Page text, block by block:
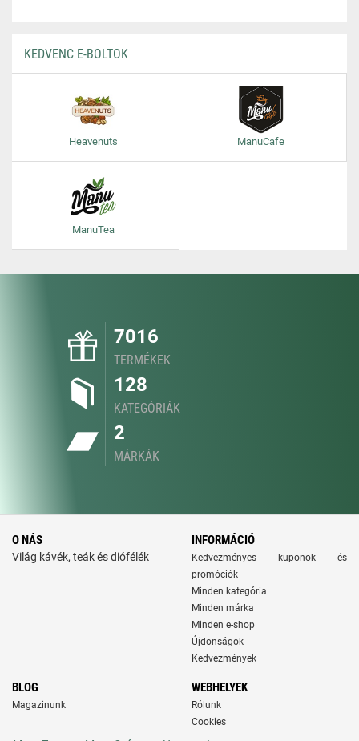
KEDVENC E-BOLTOK
Heavenuts ManuCafe
ManuTea
7016
TERMÉKEK
128
KATEGÓRIÁK
2
MÁRKÁK
O NÁS
Világ kávék, teák és diófélék
INFORMÁCIÓ
Kedvezményes kuponok és
promóciók
Minden kategória
Minden márka
Minden e-shop
Újdonságok
Kedvezmények
BLOG
Magazinunk
WEBHELYEK
Rólunk
Cookies